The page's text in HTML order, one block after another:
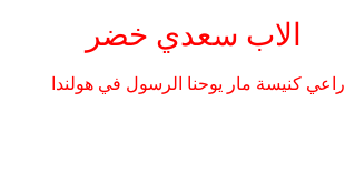
الاب سعدي خضر
راعي كنيسة مار يوحنا الرسول في هولندا